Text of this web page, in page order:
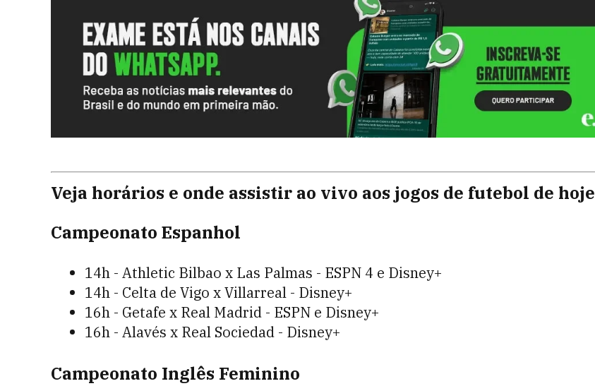
Veja horários e onde assistir ao vivo aos jogos de futebol de hoje
Campeonato Espanhol
14h - Athletic Bilbao x Las Palmas - ESPN 4 e Disney+
14h - Celta de Vigo x Villarreal - Disney+
16h - Getafe x Real Madrid - ESPN e Disney+
16h - Alavés x Real Sociedad - Disney+
Campeonato Inglês Feminino